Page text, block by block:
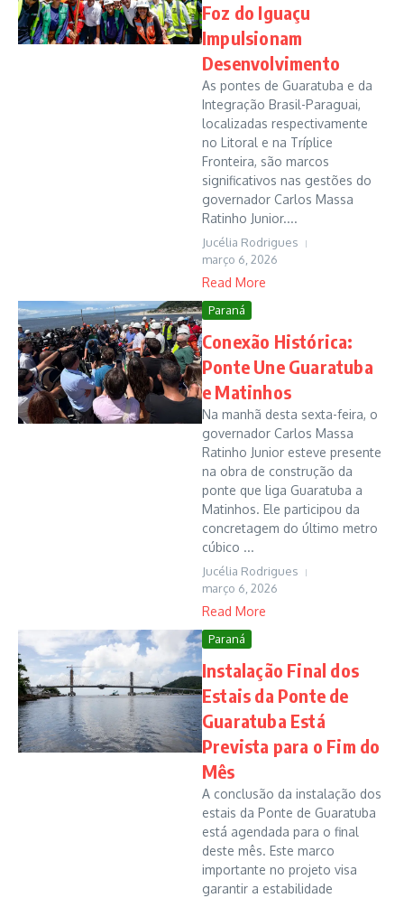
Foz do Iguaçu
Impulsionam
Desenvolvimento
As pontes de Guaratuba e da
Integração Brasil-Paraguai,
localizadas respectivamente
no Litoral e na Tríplice
Fronteira, são marcos
significativos nas gestões do
governador Carlos Massa
Ratinho Junior....
Jucélia Rodrigues
março 6, 2026
Read More
Paraná
Conexão Histórica:
Ponte Une Guaratuba
e Matinhos
Na manhã desta sexta-feira, o
governador Carlos Massa
Ratinho Junior esteve presente
na obra de construção da
ponte que liga Guaratuba a
Matinhos. Ele participou da
concretagem do último metro
cúbico ...
Jucélia Rodrigues
março 6, 2026
Read More
Paraná
Instalação Final dos
Estais da Ponte de
Guaratuba Está
Prevista para o Fim do
Mês
A conclusão da instalação dos
estais da Ponte de Guaratuba
está agendada para o final
deste mês. Este marco
importante no projeto visa
garantir a estabilidade